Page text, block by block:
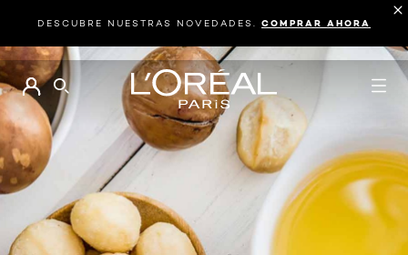
DESCUBRE NUESTRAS NOVEDADES. COMPRAR AHORA
BUSCAR